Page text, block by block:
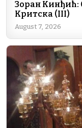
Зоран Кинђић:
Критска (III)
August 7, 2026